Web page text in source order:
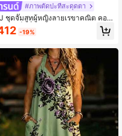
#ภาพตัดปะที่สะดุดตา
ชุดจั๊มสูทผู้หญิงลายเรขาคณิต คอค
องคอ เซ็กซี่และหรูหรา สำหรับฤดูร้อน
-19%